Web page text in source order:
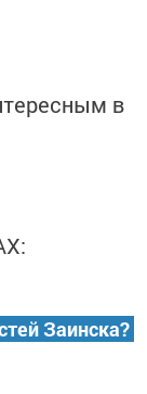
в
Заинска?